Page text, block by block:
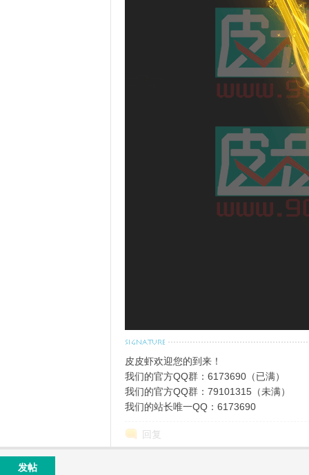
皮皮虾欢迎您的到来！
我们的官方QQ群：6173690（已满）
我们的官方QQ群：79101315（未满）
我们的站长唯一QQ：6173690
回复
发帖